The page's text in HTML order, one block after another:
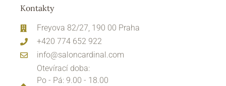
Kontakty
Freyova 82/27, 190 00 Praha
+420 774 652 922
info@saloncardinal.com
Otevírací doba:
Po - Pá: 9.00 - 18.00